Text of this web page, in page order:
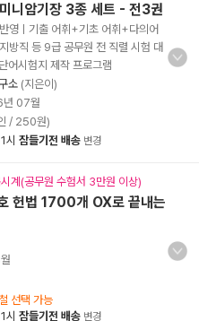
니암기장 3종 세트 - 전3권
영ㅣ기출 어휘+기초 어휘+다의어
방직 등 9급 공무원 전 직렬 시험 대
어시험지 제작 프로그램
소 (지은이)
07월
/ 250원)
시 잠들기전 배송 변경
계(공무원 수험서 3만원 이상)
헌법 1700개 OX로 끝내는
선택 가능
시 잠들기전 배송 변경